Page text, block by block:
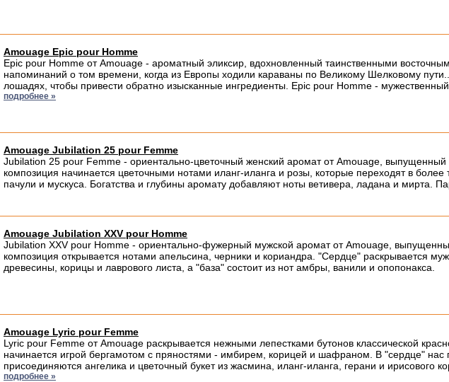
Amouage Epic pour Homme
Epic pour Homme от Amouage - ароматный эликсир, вдохновленный таинственными
напоминаний о том времени, когда из Европы ходили караваны по Великому Шелковому
лошадях, чтобы привести обратно изысканные ингредиенты. Epic pour Homme -
подробнее »
Amouage Jubilation 25 pour Femme
Jubilation 25 pour Femme - ориентально-цветочный женский аромат от Amouage,
композиция начинается цветочными нотами иланг-иланга и розы, которые переходят в
пачули и мускуса. Богатства и глубины аромату добавляют ноты ветивера, ладана и мирта.
Amouage Jubilation XXV pour Homme
Jubilation XXV pour Homme - ориентально-фужерный мужской аромат от Amouage,
композиция открывается нотами апельсина, черники и кориандра. "Сердце" раскрывается
древесины, корицы и лаврового листа, а "база" состоит из нот амбры, ванили и опопонакса.
Amouage Lyric pour Femme
Lyric pour Femme от Amouage раскрывается нежными лепестками бутонов классической
начинается игрой бергамотом с пряностями - имбирем, корицей и шафраном. В "сердце" нас
присоединяются ангелика и цветочный букет из жасмина, иланг-иланга, герани и ирисового
подробнее »